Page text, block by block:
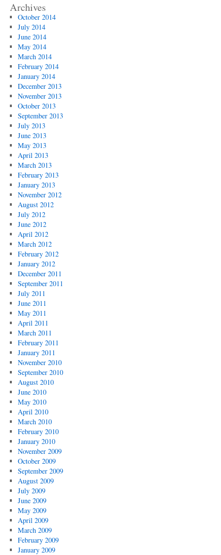
Archives
October 2014
July 2014
June 2014
May 2014
March 2014
February 2014
January 2014
December 2013
November 2013
October 2013
September 2013
July 2013
June 2013
May 2013
April 2013
March 2013
February 2013
January 2013
November 2012
August 2012
July 2012
June 2012
April 2012
March 2012
February 2012
January 2012
December 2011
September 2011
July 2011
June 2011
May 2011
April 2011
March 2011
February 2011
January 2011
November 2010
September 2010
August 2010
June 2010
May 2010
April 2010
March 2010
February 2010
January 2010
November 2009
October 2009
September 2009
August 2009
July 2009
June 2009
May 2009
April 2009
March 2009
February 2009
January 2009